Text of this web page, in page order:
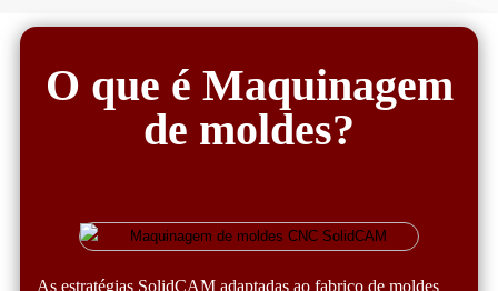
O que é Maquinagem
de moldes?
As estratégias SolidCAM adaptadas ao fabrico de moldes